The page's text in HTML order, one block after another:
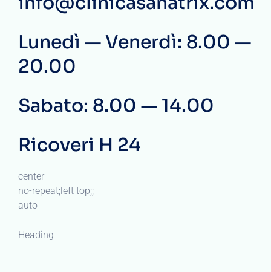
Lunedì — Venerdì: 8.00 —
20.00
Sabato: 8.00 — 14.00
Ricoveri H 24
center
no-repeat;left top;;
auto
Heading